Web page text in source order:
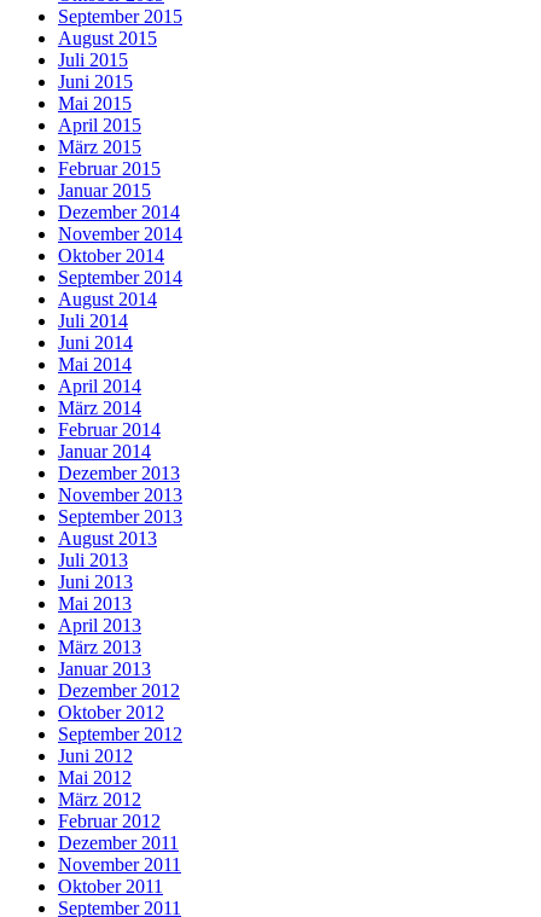
September 2015
August 2015
Juli 2015
Juni 2015
Mai 2015
April 2015
März 2015
Februar 2015
Januar 2015
Dezember 2014
November 2014
Oktober 2014
September 2014
August 2014
Juli 2014
Juni 2014
Mai 2014
April 2014
März 2014
Februar 2014
Januar 2014
Dezember 2013
November 2013
September 2013
August 2013
Juli 2013
Juni 2013
Mai 2013
April 2013
März 2013
Januar 2013
Dezember 2012
Oktober 2012
September 2012
Juni 2012
Mai 2012
März 2012
Februar 2012
Dezember 2011
November 2011
Oktober 2011
September 2011